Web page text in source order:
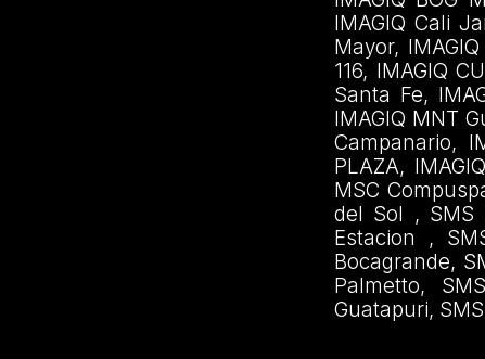
IMAGIQ Cali
Mayor,
116, IMAGIQ
Santa Fe,
IMAGIQ MNT
Campanario,
PLAZA,
MSC
del Sol , SMS
Estacion ,
Bocagrande,
Palmetto,
Guatapuri,